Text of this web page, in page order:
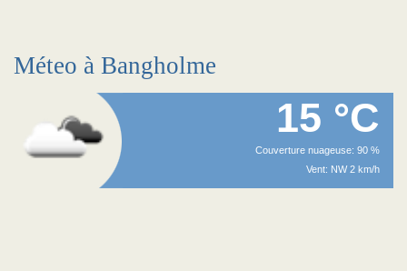
Méteo à Bangholme
15 °C
Couverture nuageuse: 90 %
Vent: NW 2 km/h